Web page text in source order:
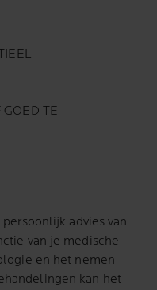
TE
advies van
van je medische
en het nemen
kan het